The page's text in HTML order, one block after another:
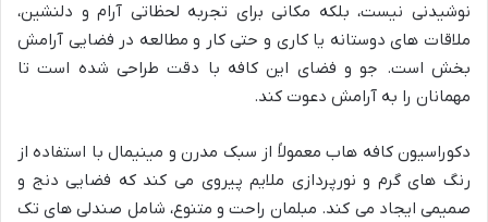
نوشیدنی نیست، بلکه مکانی برای تجربه لحظاتی آرام و دلنشین،
ملاقات های دوستانه یا کاری و حتی کار و مطالعه در فضایی آرامش
بخش است. جو و فضای این کافه با دقت طراحی شده است تا
مهمانان را به آرامش دعوت کند.
دکوراسیون کافه هاب معمولاً از سبک مدرن و مینیمال با استفاده از
رنگ های گرم و نورپردازی ملایم پیروی می کند که فضایی دنج و
صمیمی ایجاد می کند. مبلمان راحت و متنوع، شامل صندلی های تک